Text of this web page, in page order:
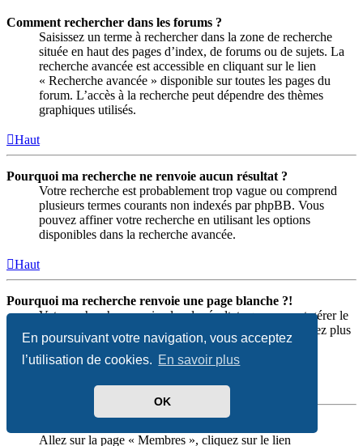
En poursuivant votre navigation, vous acceptez
l’utilisation de cookies. En savoir plus
OK
Comment rechercher dans les forums ?
Saisissez un terme à rechercher dans la zone de recherche
située en haut des pages d’index, de forums ou de sujets. La
recherche avancée est accessible en cliquant sur le lien
« Recherche avancée » disponible sur toutes les pages du
forum. L’accès à la recherche peut dépendre des thèmes
graphiques utilisés.
Haut
Pourquoi ma recherche ne renvoie aucun résultat ?
Votre recherche est probablement trop vague ou comprend
plusieurs termes courants non indexés par phpBB. Vous
pouvez affiner votre recherche en utilisant les options
disponibles dans la recherche avancée.
Haut
Pourquoi ma recherche renvoie une page blanche ?!
Votre recherche renvoie plus de résultats que ne peut gérer le
serveur Web. Utilisez la « Recherche avancée » et soyez plus
précis dans le choix des termes utilisés et des forums
concernés par la recherche.
Allez sur la page « Membres », cliquez sur le lien